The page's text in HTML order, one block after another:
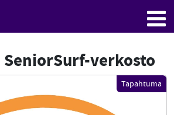
SeniorSurf-verkosto
Tapahtuma